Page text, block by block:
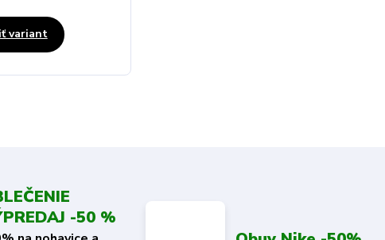
variant
-50 %